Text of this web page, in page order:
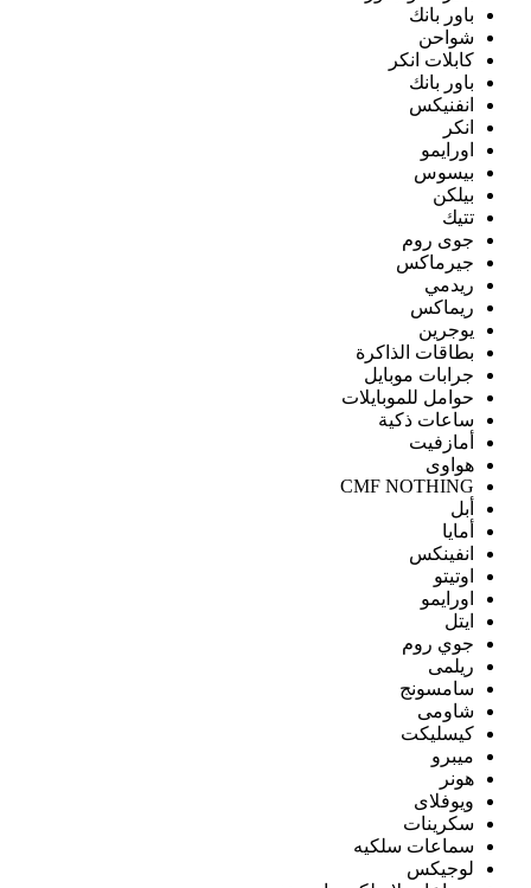
باور بانك
شواحن
كابلات انكر
باور بانك
انفنيكس
انكر
اورايمو
بيسوس
بيلكن
تتيك
جوى روم
جيرماكس
ريدمي
ريماكس
يوجرين
بطاقات الذاكرة
جرابات موبايل
حوامل للموبايلات
ساعات ذكية
أمازفيت
هواوى
CMF NOTHING
أبل
أمايا
انفينكس
اوتيتو
اورايمو
ايتل
جوي روم
ريلمى
سامسونج
شاومى
كيسليكت
ميبرو
هونر
ويوفلاى
سكرينات
سماعات سلكيه
لوجيكس